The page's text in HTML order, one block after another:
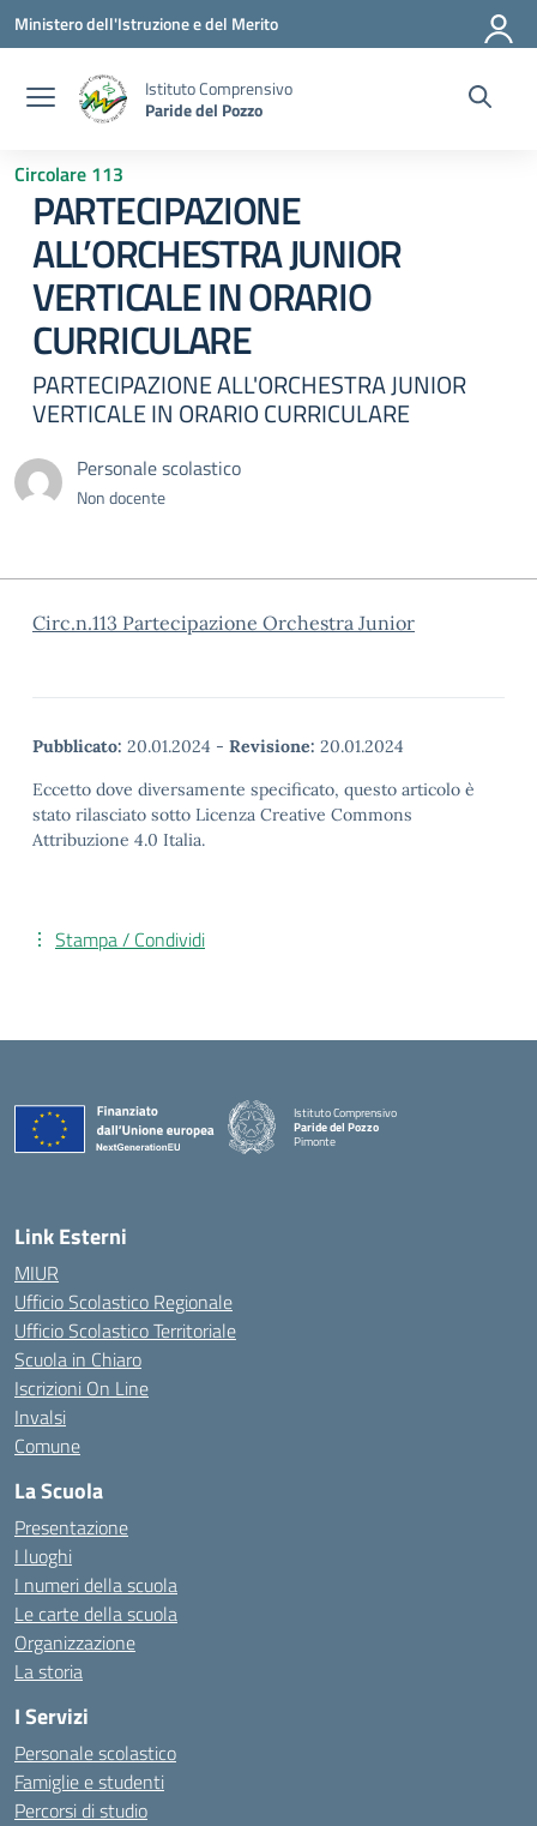
Vai ai contenuti
Vai al menu di navigazione
Vai al footer
Ministero dell'Istruzione e del Merito
Istituto Comprensivo
Paride del Pozzo
Circolare 113
PARTECIPAZIONE
ALL’ORCHESTRA JUNIOR
VERTICALE IN ORARIO
CURRICULARE
PARTECIPAZIONE ALL'ORCHESTRA JUNIOR
VERTICALE IN ORARIO CURRICULARE
Personale scolastico
Non docente
Circ.n.113 Partecipazione Orchestra Junior
Pubblicato: 20.01.2024 - Revisione: 20.01.2024
Eccetto dove diversamente specificato, questo articolo è
stato rilasciato sotto Licenza Creative Commons
Attribuzione 4.0 Italia.
Stampa / Condividi
Istituto Comprensivo
Paride del Pozzo
Pimonte
Link Esterni
MIUR
Ufficio Scolastico Regionale
Ufficio Scolastico Territoriale
Scuola in Chiaro
Iscrizioni On Line
Invalsi
Comune
La Scuola
Presentazione
I luoghi
I numeri della scuola
Le carte della scuola
Organizzazione
La storia
I Servizi
Personale scolastico
Famiglie e studenti
Percorsi di studio